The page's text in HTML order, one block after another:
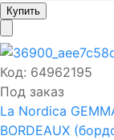
Код: 64962195
Под заказ
La Nordica
BORDEAUX